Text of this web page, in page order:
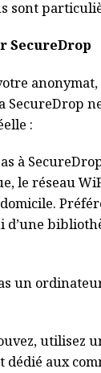
sont
SecureDrop
SecureDrop
:
à
le réseau
d’une
un
utilisez
dédié aux